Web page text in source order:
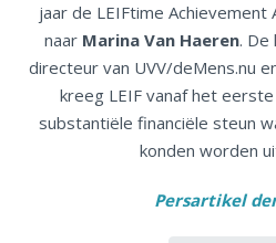
jaar de LEIFtime
naar Marina Van Haeren. De
directeur van UVV/deMens.nu
kreeg LEIF vanaf het
substantiële financiële steun
konden worden
Persartikel